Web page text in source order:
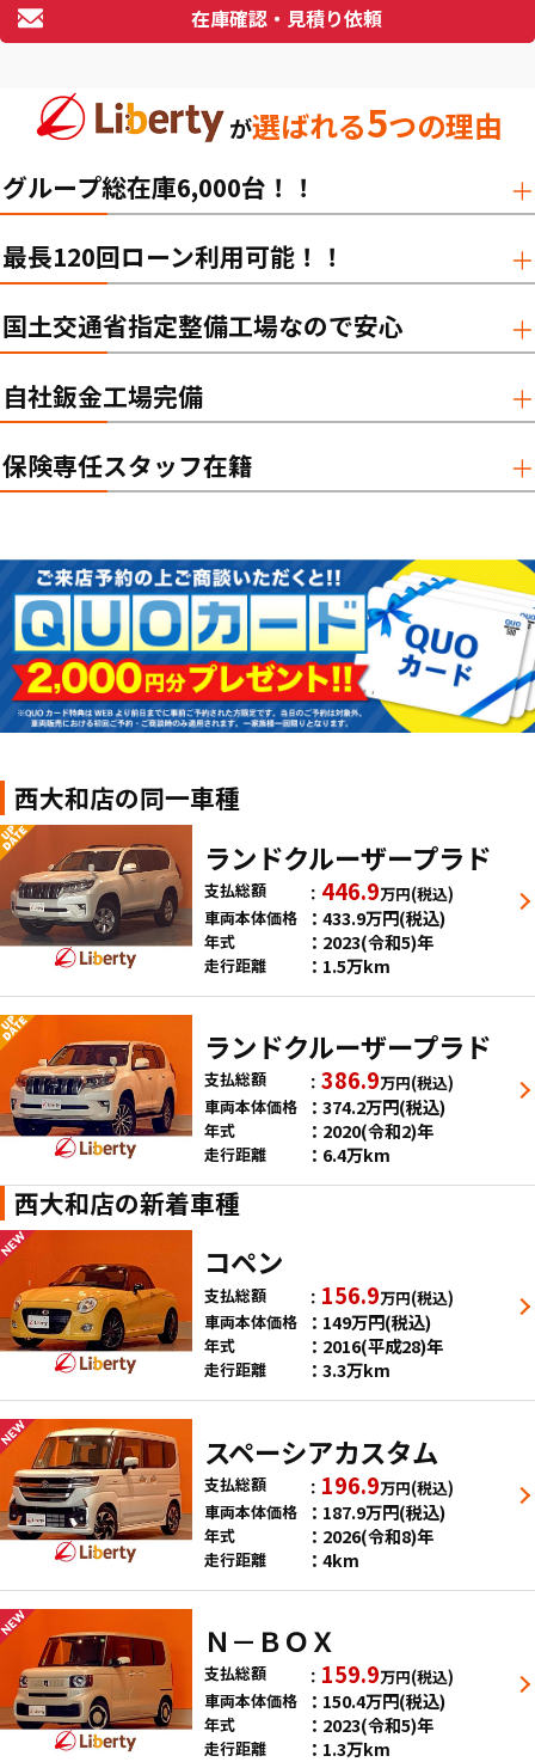
在庫確認・見積り依頼
が選ばれる5つの理由
グループ総在庫6,000台！！
最長120回ローン利用可能！！
国土交通省指定整備工場なので安心
自社鈑金工場完備
保険専任スタッフ在籍
西大和店の同一車種
ランドクルーザープラド
支払総額 446.9万円(税込)
車両本体価格
433.9万円(税込)
年式 2023(令和5)年
走行距離 1.5万km
ランドクルーザープラド
支払総額 386.9万円(税込)
車両本体価格
374.2万円(税込)
年式 2020(令和2)年
走行距離 6.4万km
西大和店の新着車種
コペン
支払総額 156.9万円(税込)
車両本体価格
149万円(税込)
年式 2016(平成28)年
走行距離 3.3万km
スペーシアカスタム
支払総額 196.9万円(税込)
車両本体価格
187.9万円(税込)
年式 2026(令和8)年
走行距離 4km
Ｎ－ＢＯＸ
支払総額 159.9万円(税込)
車両本体価格
150.4万円(税込)
年式 2023(令和5)年
走行距離 1.3万km